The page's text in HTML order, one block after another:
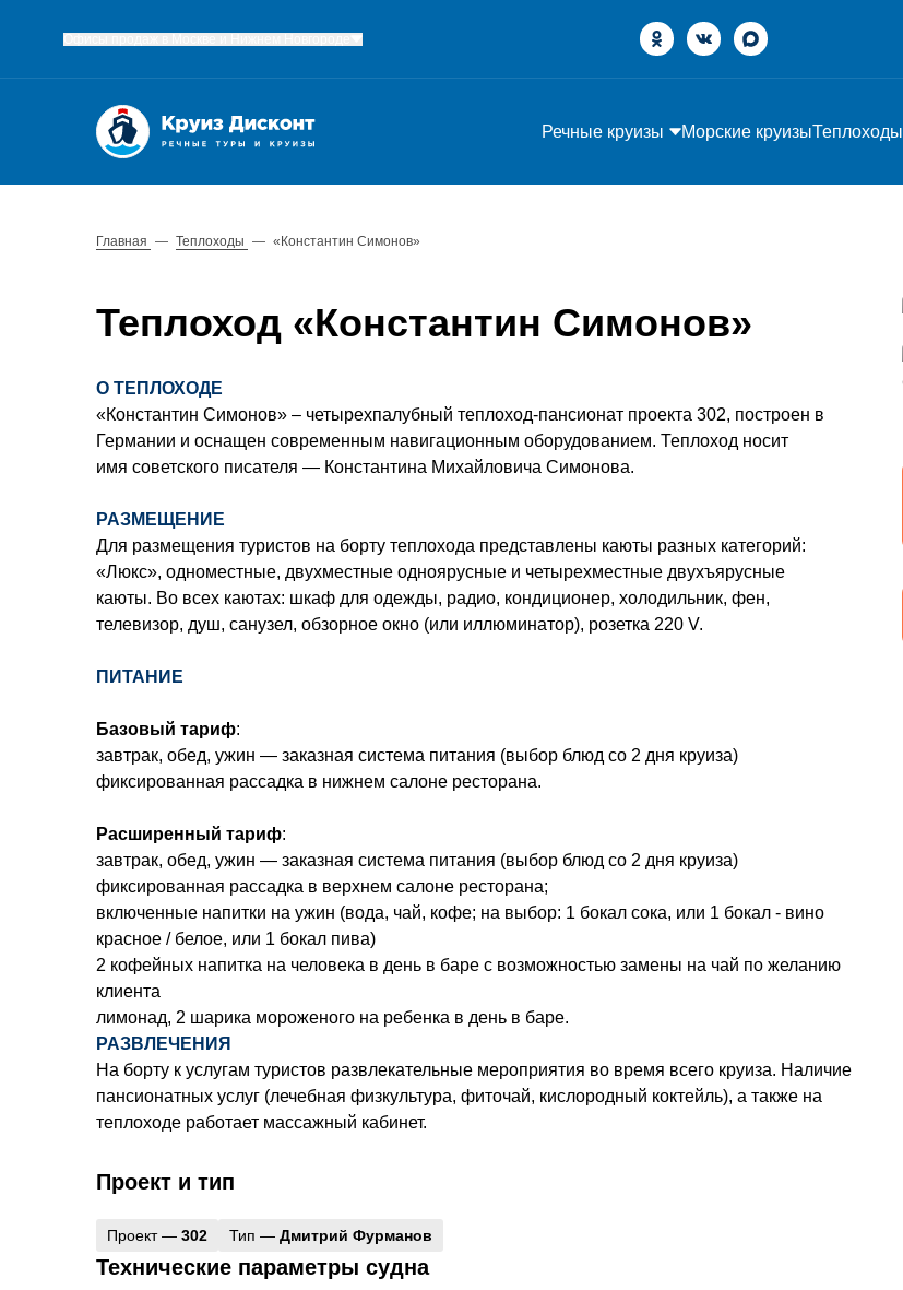
Речные круизы Морские круизыТеплоходы
Главная — Теплоходы — «Константин Симонов»
Теплоход «Константин Симонов»
О ТЕПЛОХОДЕ
«Константин Симонов» – четырехпалубный теплоход-пансионат проекта 302, построен в
Германии и оснащен современным навигационным оборудованием. Теплоход носит
имя советского писателя — Константина Михайловича Симонова.
РАЗМЕЩЕНИЕ
Для размещения туристов на борту теплохода представлены каюты разных категорий:
«Люкс», одноместные, двухместные одноярусные и четырехместные двухъярусные
каюты. Во всех каютах: шкаф для одежды, радио, кондиционер, холодильник, фен,
телевизор, душ, санузел, обзорное окно (или иллюминатор), розетка 220 V.
ПИТАНИЕ
Базовый тариф:
завтрак, обед, ужин — заказная система питания (выбор блюд со 2 дня круиза)
фиксированная рассадка в нижнем салоне ресторана.
Расширенный тариф:
завтрак, обед, ужин — заказная система питания (выбор блюд со 2 дня круиза)
фиксированная рассадка в верхнем салоне ресторана;
включенные напитки на ужин (вода, чай, кофе; на выбор: 1 бокал сока, или 1 бокал - вино
красное / белое, или 1 бокал пива)
2 кофейных напитка на человека в день в баре с возможностью замены на чай по желанию
клиента
лимонад, 2 шарика мороженого на ребенка в день в баре.
РАЗВЛЕЧЕНИЯ
На борту к услугам туристов развлекательные мероприятия во время всего круиза. Наличие
пансионатных услуг (лечебная физкультура, фиточай, кислородный коктейль), а также на
теплоходе работает массажный кабинет.
Проект и тип
Проект — 302 Тип — Дмитрий Фурманов
Технические параметры судна